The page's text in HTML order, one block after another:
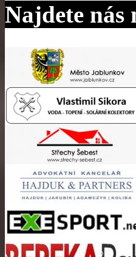
Najdete nás